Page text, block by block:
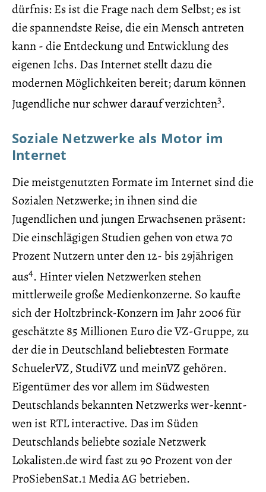
dürfnis: Es ist die Frage nach dem Selbst; es ist
die spannendste Reise, die ein Mensch antreten
kann - die Entdeckung und Entwicklung des
eigenen Ichs. Das Internet stellt dazu die
modernen Möglichkeiten bereit; darum können
Jugendliche nur schwer darauf verzichten3.
Soziale Netzwerke als Motor im
Internet
Die meistgenutzten Formate im Internet sind die
Sozialen Netzwerke; in ihnen sind die
Jugendlichen und jungen Erwachsenen präsent:
Die einschlägigen Studien gehen von etwa 70
Prozent Nutzern unter den 12- bis 29jährigen
aus4. Hinter vielen Netzwerken stehen
mittlerweile große Medienkonzerne. So kaufte
sich der Holtzbrinck-Konzern im Jahr 2006 für
geschätzte 85 Millionen Euro die VZ-Gruppe, zu
der die in Deutschland beliebtesten Formate
SchuelerVZ, StudiVZ und meinVZ gehören.
Eigentümer des vor allem im Südwesten
Deutschlands bekannten Netzwerks wer-kennt-
wen ist RTL interactive. Das im Süden
Deutschlands beliebte soziale Netzwerk
Lokalisten.de wird fast zu 90 Prozent von der
ProSiebenSat.1 Media AG betrieben.